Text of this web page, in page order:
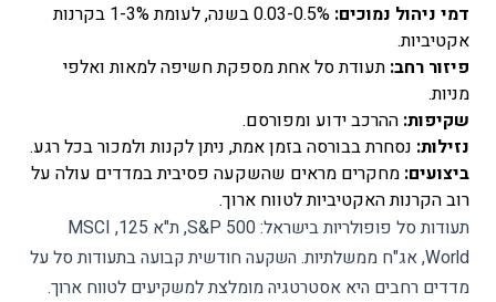
דמי ניהול נמוכים:
0.03-0.5% בשנה, לעומת 1-3% בקרנות
אקטיביות.
פיזור רחב: תעודת סל אחת מספקת חשיפה למאות ואלפי
מניות.
שקיפות: ההרכב ידוע ומפורסם.
נזילות: נסחרת בבורסה בזמן אמת, ניתן לקנות ולמכור בכל רגע.
ביצועים: מחקרים מראים שהשקעה פסיבית במדדים עולה על
רוב הקרנות האקטיביות לטווח ארוך.
תעודות סל פופולריות בישראל: S&P 500, ת"א 125, MSCI
World, אג"ח ממשלתיות. השקעה חודשית קבועה בתעודות סל על
מדדים רחבים היא אסטרטגיה מומלצת למשקיעים לטווח ארוך.